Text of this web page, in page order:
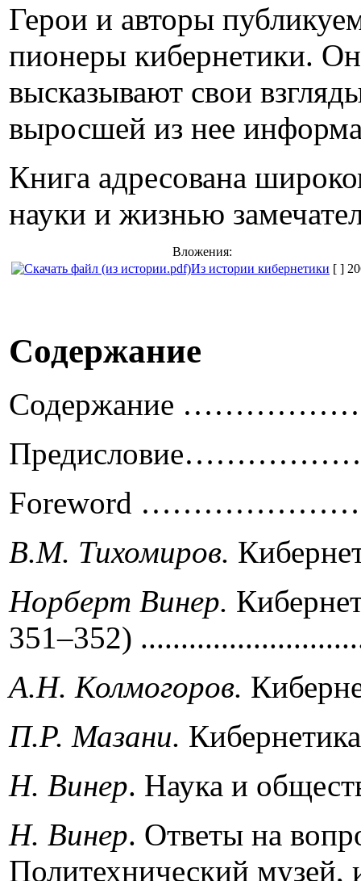
Герои и авторы
пионеры кибернетики.
высказывают свои
выросшей из нее
Книга адресована
науки и жизнью
Вложения:
Из истории кибернетики [ ]
Содержание
Содержание
Foreword
В.М. Тихомиров.
Норберт Винер.
351–352)
А.Н. Колмогоров.
П.Р. Мазани.
Н. Винер. Наука и
Н. Винер. Ответы на
Политехнический